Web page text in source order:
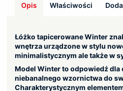
Opis Właściwości
Łóżko tapicerowane Winter
wnętrza urządzone w stylu
minimalistycznym ale także w
Model Winter to odpowiedź dla
niebanalnego wzornictwa do
Charakterystycznym